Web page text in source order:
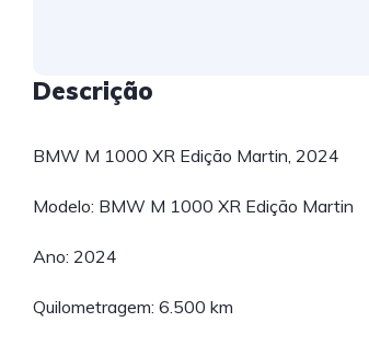
Descrição
BMW M 1000 XR Edição Martin, 2024
Modelo: BMW M 1000 XR Edição Martin
Ano: 2024
Quilometragem: 6.500 km